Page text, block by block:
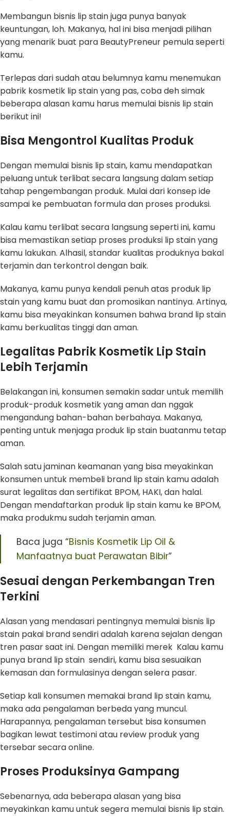
Membangun bisnis lip stain juga punya banyak
keuntungan, loh. Makanya, hal ini bisa menjadi pilihan
yang menarik buat para BeautyPreneur pemula seperti
kamu.
Terlepas dari sudah atau belumnya kamu menemukan
pabrik kosmetik lip stain yang pas, coba deh simak
beberapa alasan kamu harus memulai bisnis lip stain
berikut ini!
Bisa Mengontrol Kualitas Produk
Dengan memulai bisnis lip stain, kamu mendapatkan
peluang untuk terlibat secara langsung dalam setiap
tahap pengembangan produk. Mulai dari konsep ide
sampai ke pembuatan formula dan proses produksi.
Kalau kamu terlibat secara langsung seperti ini, kamu
bisa memastikan setiap proses produksi lip stain yang
kamu lakukan. Alhasil, standar kualitas produknya bakal
terjamin dan terkontrol dengan baik.
Makanya, kamu punya kendali penuh atas produk lip
stain yang kamu buat dan promosikan nantinya. Artinya,
kamu bisa meyakinkan konsumen bahwa brand lip stain
kamu berkualitas tinggi dan aman.
Legalitas Pabrik Kosmetik Lip Stain
Lebih Terjamin
Belakangan ini, konsumen semakin sadar untuk memilih
produk-produk kosmetik yang aman dan nggak
mengandung bahan-bahan berbahaya. Makanya,
penting untuk menjaga produk lip stain buatanmu tetap
aman.
Salah satu jaminan keamanan yang bisa meyakinkan
konsumen untuk membeli brand lip stain kamu adalah
surat legalitas dan sertifikat BPOM, HAKI, dan halal.
Dengan mendaftarkan produk lip stain kamu ke BPOM,
maka produkmu sudah terjamin aman.
Baca juga “Bisnis Kosmetik Lip Oil &
Manfaatnya buat Perawatan Bibir”
Sesuai dengan Perkembangan Tren
Terkini
Alasan yang mendasari pentingnya memulai bisnis lip
stain pakai brand sendiri adalah karena sejalan dengan
tren pasar saat ini. Dengan memiliki merek Kalau kamu
punya brand lip stain sendiri, kamu bisa sesuaikan
kemasan dan formulasinya dengan selera pasar.
Setiap kali konsumen memakai brand lip stain kamu,
maka ada pengalaman berbeda yang muncul.
Harapannya, pengalaman tersebut bisa konsumen
bagikan lewat testimoni atau review produk yang
tersebar secara online.
Proses Produksinya Gampang
Sebenarnya, ada beberapa alasan yang bisa
meyakinkan kamu untuk segera memulai bisnis lip stain.